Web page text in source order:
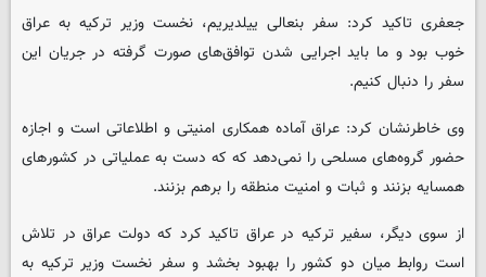
جعفری تاکید کرد: سفر بنعالی ییلدیریم، نخست وزیر ترکیه به عراق
خوب بود و ما باید اجرایی شدن توافق‌های صورت گرفته در جریان این
سفر را دنبال کنیم.
وی خاطرنشان کرد: عراق آماده همکاری امنیتی و اطلاعاتی است و اجازه
حضور گروه‌های مسلحی را نمی‌دهد که که دست به عملیاتی در کشورهای
همسایه بزنند و ثبات و امنیت منطقه را برهم بزنند.
از سوی دیگر، سفیر ترکیه در عراق تاکید کرد که دولت عراق در تلاش
است روابط میان دو کشور را بهبود بخشد و سفر نخست وزیر ترکیه به